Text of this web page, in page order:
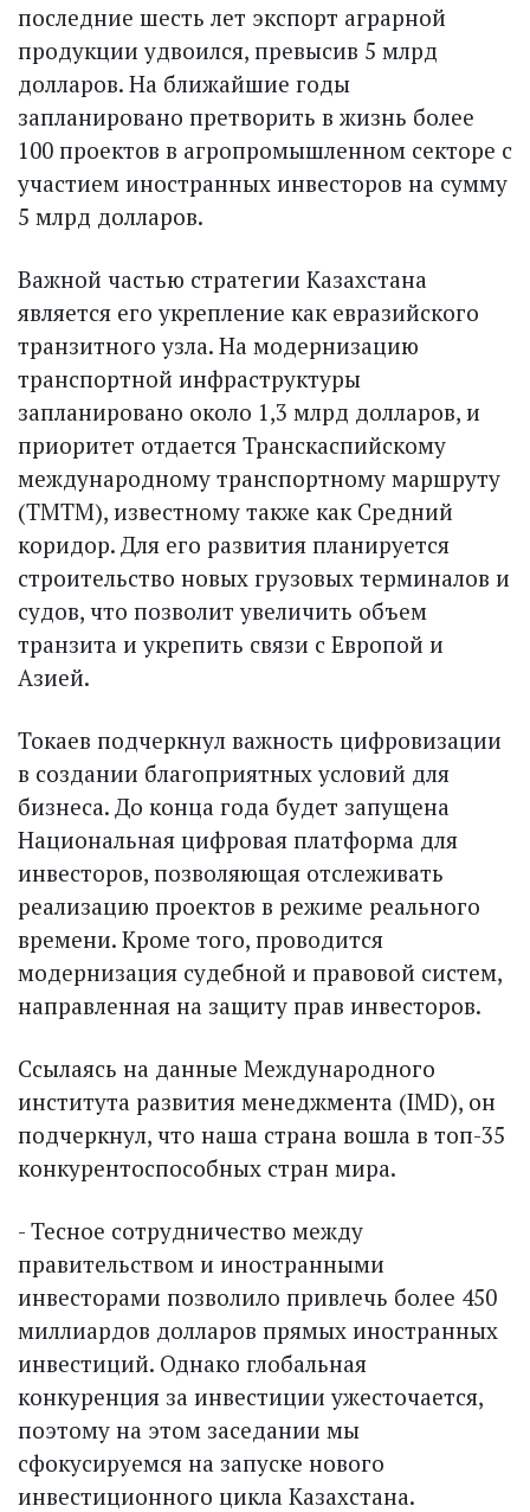
последние шесть лет экспорт аграрной
продукции удвоился, превысив 5 млрд
долларов. На ближайшие годы
запланировано претворить в жизнь более
100 проектов в агропромышленном секторе с
участием иностранных инвесторов на сумму
5 млрд долларов.
Важной частью стратегии Казахстана
является его укрепление как евразийского
транзитного узла. На модернизацию
транспортной инфраструктуры
запланировано около 1,3 млрд долларов, и
приоритет отдается Транскаспийскому
международному транспортному маршруту
(ТМТМ), известному также как Средний
коридор. Для его развития планируется
строительство новых грузовых терминалов и
судов, что позволит увеличить объем
транзита и укрепить связи с Европой и
Азией.
Токаев подчеркнул важность цифровизации
в создании благоприятных условий для
бизнеса. До конца года будет запущена
Национальная цифровая платформа для
инвесторов, позволяющая отслеживать
реализацию проектов в режиме реального
времени. Кроме того, проводится
модернизация судебной и правовой систем,
направленная на защиту прав инвесторов.
Ссылаясь на данные Международного
института развития менеджмента (IMD), он
подчерк­нул, что наша страна вошла в топ-35
конкурентоспособных стран мира.
- Тесное сотрудничество между
правительством и иностранными
инвесторами позволило привлечь более 450
миллиардов долларов прямых иностранных
инвестиций. Однако глобальная
конкуренция за инвестиции ужесточается,
поэтому на этом заседании мы
сфокусируемся на запуске нового
инвестиционного цикла Казахстана.